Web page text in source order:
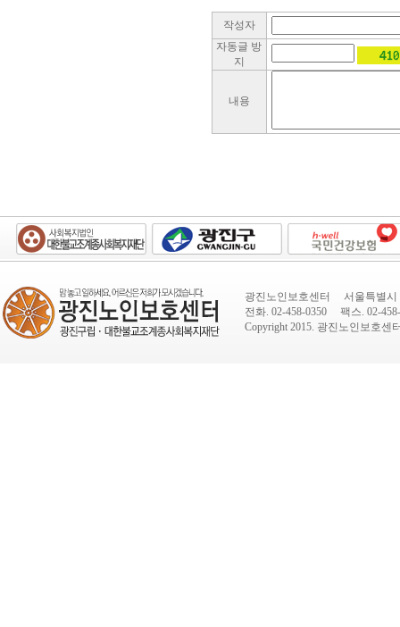
작성자
자동글 방
지
내용
광진노인보호센터 서울특별시
전화. 02-458-0350 팩스. 02-
Copyright 2015. 광진노인보호센